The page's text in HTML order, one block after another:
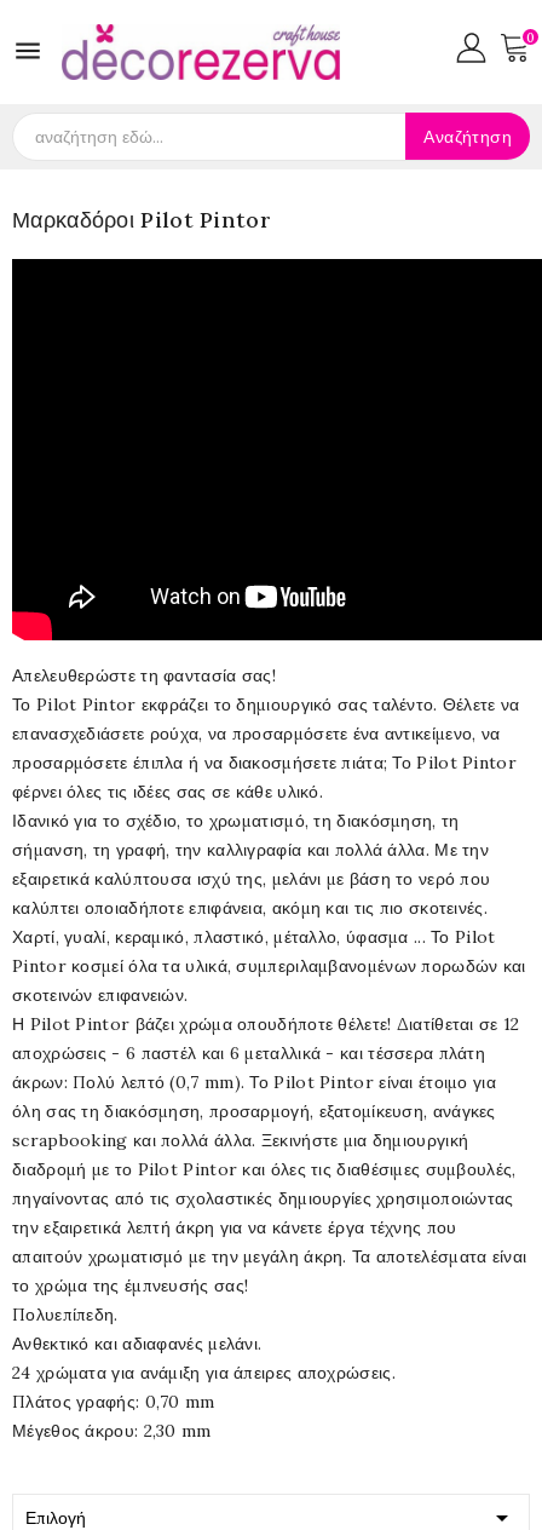
 0
Αναζήτηση
Μαρκαδόροι Pilot Pintor
Απελευθερώστε τη φαντασία σας!
Το Pilot Pintor εκφράζει το δημιουργικό σας ταλέντο. Θέλετε να
επανασχεδιάσετε ρούχα, να προσαρμόσετε ένα αντικείμενο, να
προσαρμόσετε έπιπλα ή να διακοσμήσετε πιάτα; Το Pilot Pintor
φέρνει όλες τις ιδέες σας σε κάθε υλικό.
Ιδανικό για το σχέδιο, το χρωματισμό, τη διακόσμηση, τη
σήμανση, τη γραφή, την καλλιγραφία και πολλά άλλα. Με την
εξαιρετικά καλύπτουσα ισχύ της, μελάνι με βάση το νερό που
καλύπτει οποιαδήποτε επιφάνεια, ακόμη και τις πιο σκοτεινές.
Χαρτί, γυαλί, κεραμικό, πλαστικό, μέταλλο, ύφασμα ... Το Pilot
Pintor κοσμεί όλα τα υλικά, συμπεριλαμβανομένων πορωδών και
σκοτεινών επιφανειών.
Η Pilot Pintor βάζει χρώμα οπουδήποτε θέλετε! Διατίθεται σε 12
αποχρώσεις - 6 παστέλ και 6 μεταλλικά - και τέσσερα πλάτη
άκρων: Πολύ λεπτό (0,7 mm). Το Pilot Pintor είναι έτοιμο για
όλη σας τη διακόσμηση, προσαρμογή, εξατομίκευση, ανάγκες
scrapbooking και πολλά άλλα. Ξεκινήστε μια δημιουργική
διαδρομή με το Pilot Pintor και όλες τις διαθέσιμες συμβουλές,
πηγαίνοντας από τις σχολαστικές δημιουργίες χρησιμοποιώντας
την εξαιρετικά λεπτή άκρη για να κάνετε έργα τέχνης που
απαιτούν χρωματισμό με την μεγάλη άκρη. Τα αποτελέσματα είναι
το χρώμα της έμπνευσής σας!
Πολυεπίπεδη.
Ανθεκτικό και αδιαφανές μελάνι.
24 χρώματα για ανάμιξη για άπειρες αποχρώσεις.
Πλάτος γραφής: 0,70 mm
Μέγεθος άκρου: 2,30 mm
Επιλογή 